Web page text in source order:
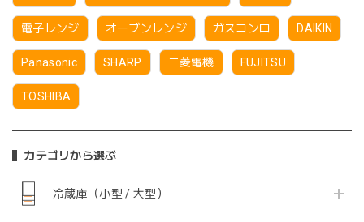
電子レンジ オーブンレンジ ガスコンロ DAIKIN
Panasonic SHARP 三菱電機 FUJITSU
TOSHIBA
カテゴリから選ぶ
冷蔵庫（小型 / 大型）